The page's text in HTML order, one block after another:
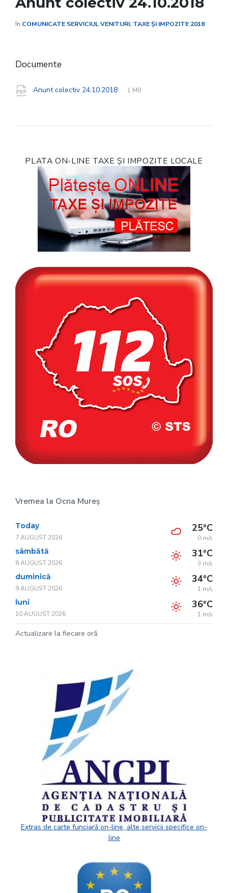
în COMUNICATE SERVICIUL VENITURI, TAXE ȘI IMPOZITE 2018
Documente
Anunt colectiv 24.10.2018
File
pdf
File
1 MB
PLATA ON-LINE TAXE ȘI IMPOZITE LOCALE
Vremea la Ocna Mureș
Today
7 AUGUST 2026
25°C
0 m/s
sâmbătă
8 AUGUST 2026
31°C
3 m/s
duminică
9 AUGUST 2026
34°C
1 m/s
luni
10 AUGUST 2026
36°C
1 m/s
Actualizare la fiecare oră.
Extras de carte funciară on-line, alte servicii specifice on-
line